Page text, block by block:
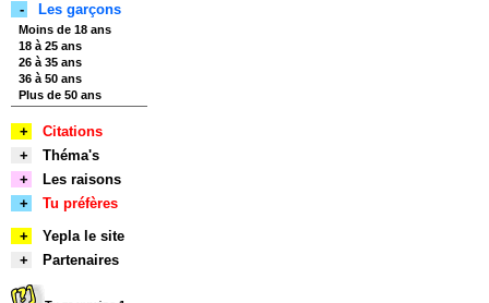
-
Les garçons
Moins de 18 ans
18 à 25 ans
26 à 35 ans
36 à 50 ans
Plus de 50 ans
+
Citations
+
Théma's
+
Les raisons
+
Tu préfères
+
Yepla le site
+
Partenaires